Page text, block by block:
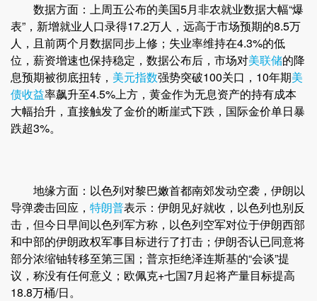
数据方面：上周五公布的美国5月非农就业数据大幅“爆
表”，新增就业人口录得17.2万人，远高于市场预期的8.5万
人，且前两个月数据同步上修；失业率维持在4.3%的低
位，薪资增速也保持稳定，数据公布后，市场对美联储的降
息预期被彻底扭转， 美元指数强势突破100关口，10年期美
债收益率飙升至4.5%上方，黄金作为无息资产的持有成本
大幅抬升，直接触发了金价的断崖式下跌，国际金价单日暴
跌超3%。
地缘方面：以色列对黎巴嫩首都南郊发动空袭，伊朗以
导弹袭击回应， 特朗普表示：伊朗见好就收，以色列也别反
击，但今日早间以色列军方称，以色列空军对位于伊朗西部
和中部的伊朗政权军事目标进行了打击；伊朗否认已同意将
部分浓缩铀转移至第三国；普京拒绝泽连斯基的“会谈”提
议，称没有任何意义；欧佩克+七国7月起将产量目标提高
18.8万桶/日。